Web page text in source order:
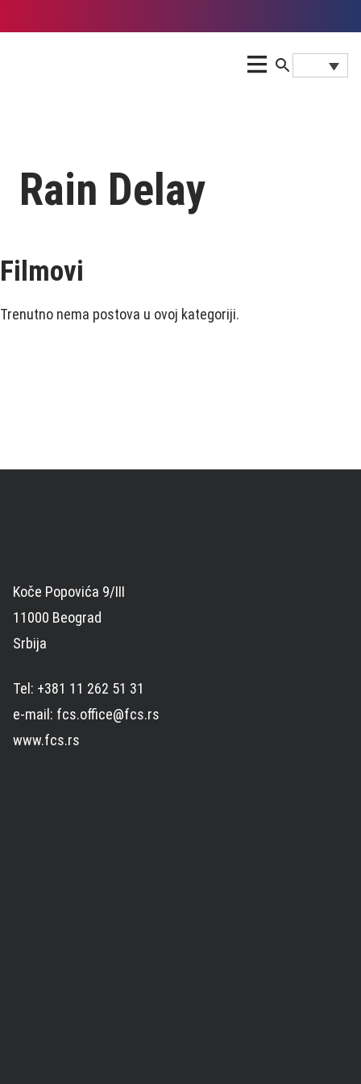
Rain Delay
Filmovi
Trenutno nema postova u ovoj kategoriji.
Koče Popovića 9/III
11000 Beograd
Srbija
Tel: +381 11 262 51 31
e-mail: fcs.office@fcs.rs
www.fcs.rs